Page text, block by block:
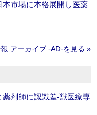
市場に本格展開し医薬
アーカイブ ‐AD‐を見る »
薬剤師に認識差‐獣医療専